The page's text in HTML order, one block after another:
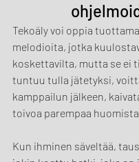
Tekoäly voi oppia
melodioita, jotka
koskettavilta, mutta se ei
tuntuu tulla jätetyksi,
kamppailun jälkeen,
toivoa parempaa
Kun ihminen säveltää,